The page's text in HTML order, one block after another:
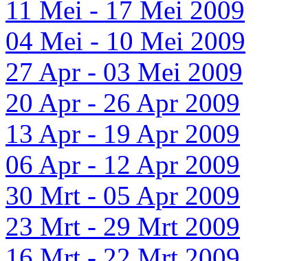
11 Mei - 17 Mei 2009
04 Mei - 10 Mei 2009
27 Apr - 03 Mei 2009
20 Apr - 26 Apr 2009
13 Apr - 19 Apr 2009
06 Apr - 12 Apr 2009
30 Mrt - 05 Apr 2009
23 Mrt - 29 Mrt 2009